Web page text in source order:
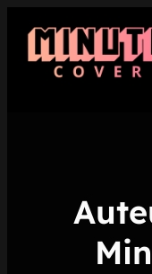
contenu